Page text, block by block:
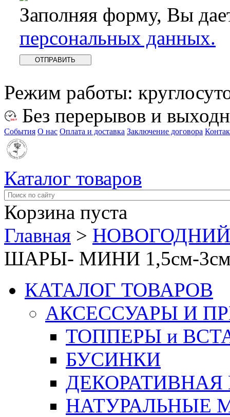
Заполняя форму, Вы
персональных данных.
Режим работы:
Без перерывов и
События О нас Оплата и доставка Заключение договора
Каталог товаров
Корзина пуста
Главная >
ШАРЫ- МИНИ 1,5см-3см
КАТАЛОГ ТОВАРОВ
АКСЕССУАРЫ И
ТОППЕРЫ и
БУСИНКИ
ДЕКОРАТИВНАЯ
НАТУРАЛЬНЫЕ